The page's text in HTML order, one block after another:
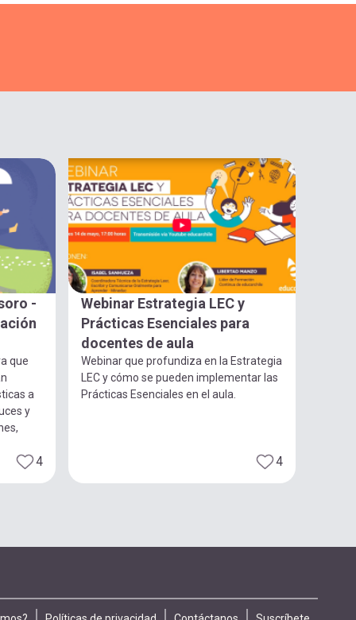
-
que
a
y
4
Webinar Estrategia LEC y
Prácticas Esenciales para
docentes de aula
Webinar que profundiza en la Estrategia
LEC y cómo se pueden implementar las
Prácticas Esenciales en el aula.
4